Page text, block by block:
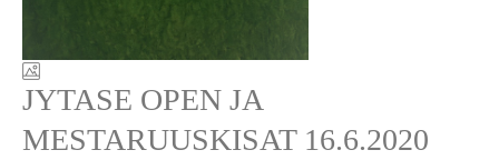
JYTASE OPEN JA
MESTARUUSKISAT 16.6.2020